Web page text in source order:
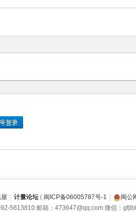
计量论坛 ( 闽ICP备06005787号-1 闽公
5613810 邮箱：473647@qq.com 微信：